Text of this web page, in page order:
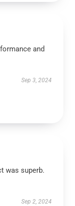
and
Sep 3, 2024
was superb.
Sep 2, 2024